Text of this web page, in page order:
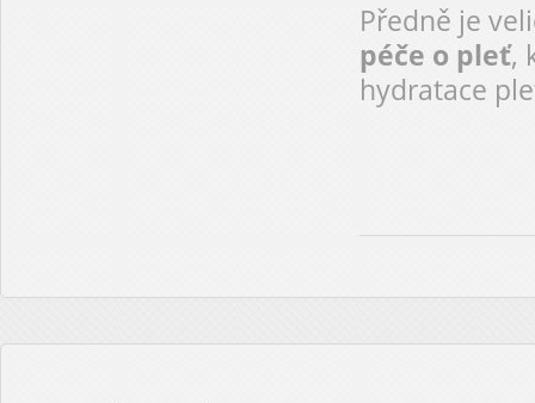
Předně je
péče o pleť,
hydratace